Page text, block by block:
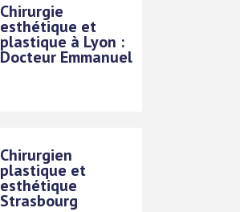
Chirurgie
esthétique et
plastique à Lyon :
Docteur Emmanuel
Chirurgien
plastique et
esthétique
Strasbourg